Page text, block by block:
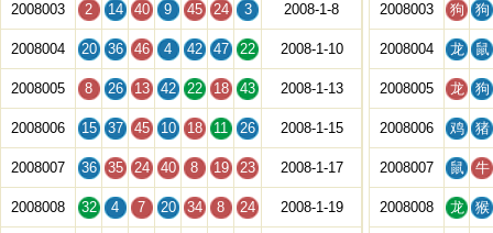
2008003 2 14 40 9 45 24 3 2008-1-8
2008004 20 36 46 4 42 47 22 2008-1-10
2008005 8 26 13 42 22 18 43 2008-1-13
2008006 15 37 45 10 18 11 26 2008-1-15
2008007 36 35 24 40 8 19 23 2008-1-17
2008008 32 4 7 20 34 8 24 2008-1-19
2008003 狗 狗
2008004 龙 鼠
2008005 龙 狗
2008006 鸡 猪
2008007 鼠 牛
2008008 龙 猴